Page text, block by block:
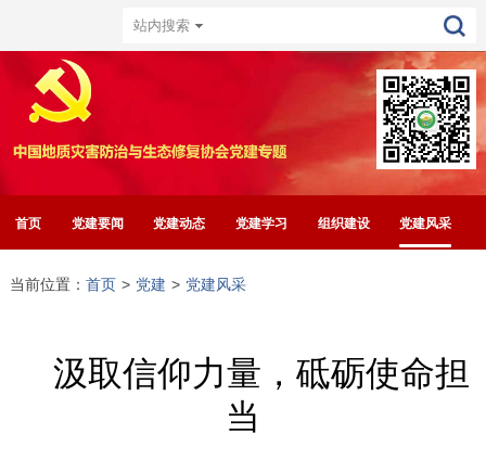
首页 党建要闻 党建动态 党建学习 组织建设 党建风采
当前位置： 首页 > 党建 > 党建风采
汲取信仰力量，砥砺使命担
当